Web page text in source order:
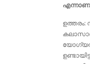
ഉത്തരം: